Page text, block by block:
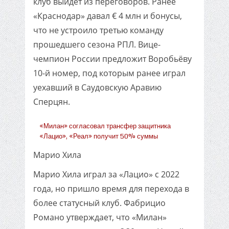
«Краснодар» давал € 4 млн и бонусы,
что не устроило третью команду
прошедшего сезона РПЛ. Вице-
чемпион России предложит Воробьёву
10-й номер, под которым ранее играл
уехавший в Саудовскую Аравию
Сперцян.
«Милан» согласовал трансфер защитника
«Лацио», «Реал» получит 50% суммы
Марио Хила
Марио Хила играл за «Лацио» с 2022
года, но пришло время для перехода в
более статусный клуб. Фабрицио
Романо утверждает, что «Милан»